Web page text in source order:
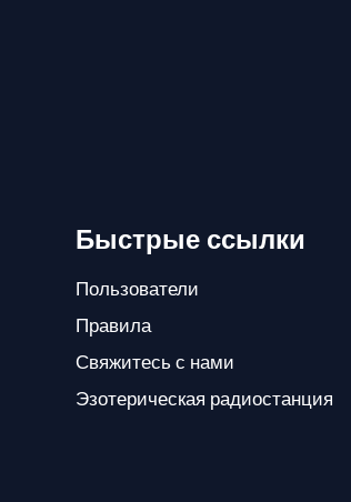
Быстрые ссылки
Пользователи
Правила
Свяжитесь с нами
Эзотерическая радиостанция